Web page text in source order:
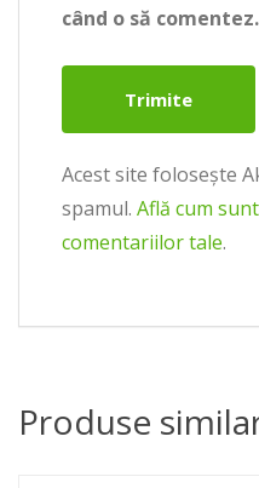
când o să comentez.
Acest site folosește
spamul. Află cum
comentariilor tale.
Produse